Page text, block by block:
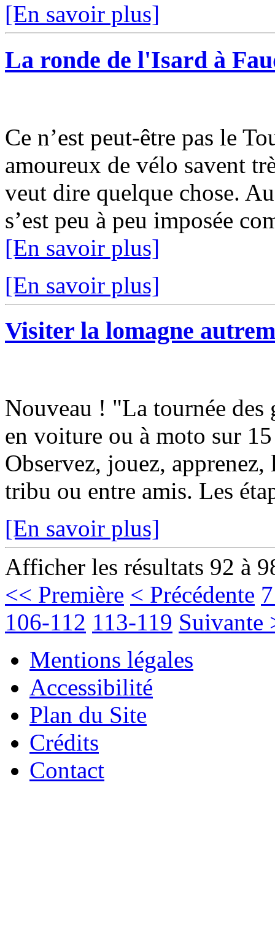
[En savoir plus]
La ronde de l'Isard à
Ce n’est peut-être pas le
amoureux de vélo savent
veut dire quelque chose.
s’est peu à peu imposée
[En savoir plus]
[En savoir plus]
Visiter la lomagne
Nouveau ! "La tournée
en voiture ou à moto sur
Observez, jouez,
tribu ou entre amis. Les
[En savoir plus]
Afficher les résultats 92 à
<< Première < Précédente
106-112 113-119 Suivante
Mentions légales
Accessibilité
Plan du Site
Crédits
Contact